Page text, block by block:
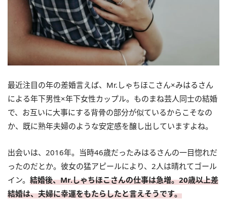
最近注目の年の差婚言えば、Mr.しゃちほこさん×みはるさん
による年下男性×年下女性カップル。ものまね芸人同士の結婚
で、お互いに大事にする背骨の部分が似ているからこそなの
か、既に熟年夫婦のような安定感を醸し出していますよね。
出会いは、2016年。当時46歳だったみはるさんの一目惚れだ
ったのだとか。彼女の猛アピールにより、2人は晴れてゴール
イン。 結婚後、Mr.しゃちほこさんの仕事は急増。20歳以上差
結婚は、夫婦に幸運をもたらしたと言えそうです。